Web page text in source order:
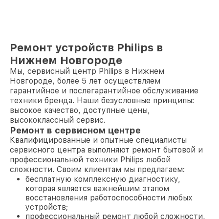
Ремонт устройств Philips в
Нижнем Новгороде
Мы, сервисный центр Philips в Нижнем
Новгороде, более 5 лет осуществляем
гарантийное и послегарантийное обслуживание
техники бренда. Наши безусловные принципы:
высокое качество, доступные цены,
высококлассный сервис.
Ремонт в сервисном центре
Квалифицированные и опытные специалисты
сервисного центра выполняют ремонт бытовой и
профессиональной техники Philips любой
сложности. Своим клиентам мы предлагаем:
бесплатную комплексную диагностику,
которая является важнейшим этапом
восстановления работоспособности любых
устройств;
профессиональный ремонт любой сложности,